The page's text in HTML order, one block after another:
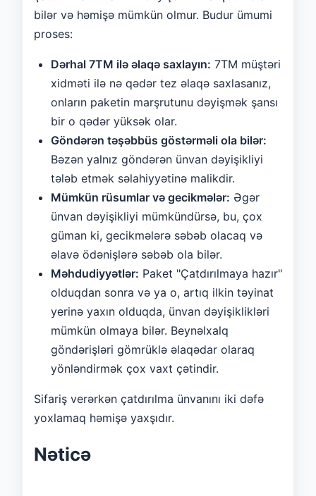
bilər və həmişə mümkün olmur. Budur ümumi
proses:
Dərhal 7TM ilə əlaqə saxlayın: 7TM müştəri
xidməti ilə nə qədər tez əlaqə saxlasanız,
onların paketin marşrutunu dəyişmək şansı
bir o qədər yüksək olar.
Göndərən təşəbbüs göstərməli ola bilər:
Bəzən yalnız göndərən ünvan dəyişikliyi
tələb etmək səlahiyyətinə malikdir.
Mümkün rüsumlar və gecikmələr: Əgər
ünvan dəyişikliyi mümkündürsə, bu, çox
güman ki, gecikmələrə səbəb olacaq və
əlavə ödənişlərə səbəb ola bilər.
Məhdudiyyətlər: Paket "Çatdırılmaya hazır"
olduqdan sonra və ya o, artıq ilkin təyinat
yerinə yaxın olduqda, ünvan dəyişiklikləri
mümkün olmaya bilər. Beynəlxalq
göndərişləri gömrüklə əlaqədar olaraq
yönləndirmək çox vaxt çətindir.
Sifariş verərkən çatdırılma ünvanını iki dəfə
yoxlamaq həmişə yaxşıdır.
Nəticə